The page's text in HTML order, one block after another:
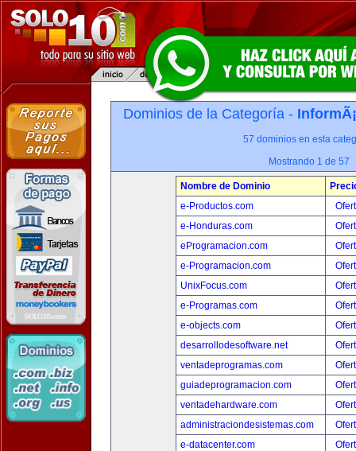
Dominios de la Categoría -
57 dominios en esta
Mostrando 1 de 57
Nombre de Dominio
e-Productos.com
e-Honduras.com
eProgramacion.com
e-Programacion.com
UnixFocus.com
e-Programas.com
e-objects.com
desarrollodesoftware.net
ventadeprogramas.com
guiadeprogramacion.com
ventadehardware.com
administraciondesistemas.com
e-datacenter.com